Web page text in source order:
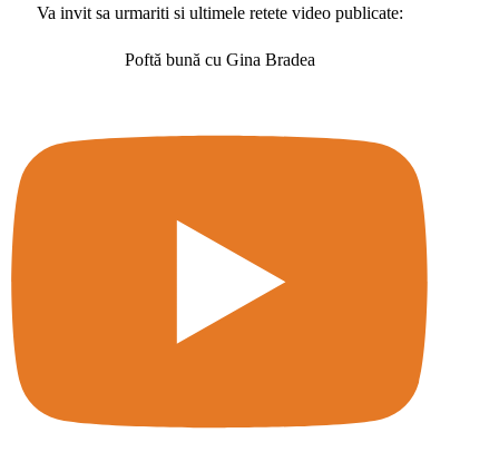
Va invit sa urmariti si ultimele retete video publicate:
Poftă bună cu Gina Bradea